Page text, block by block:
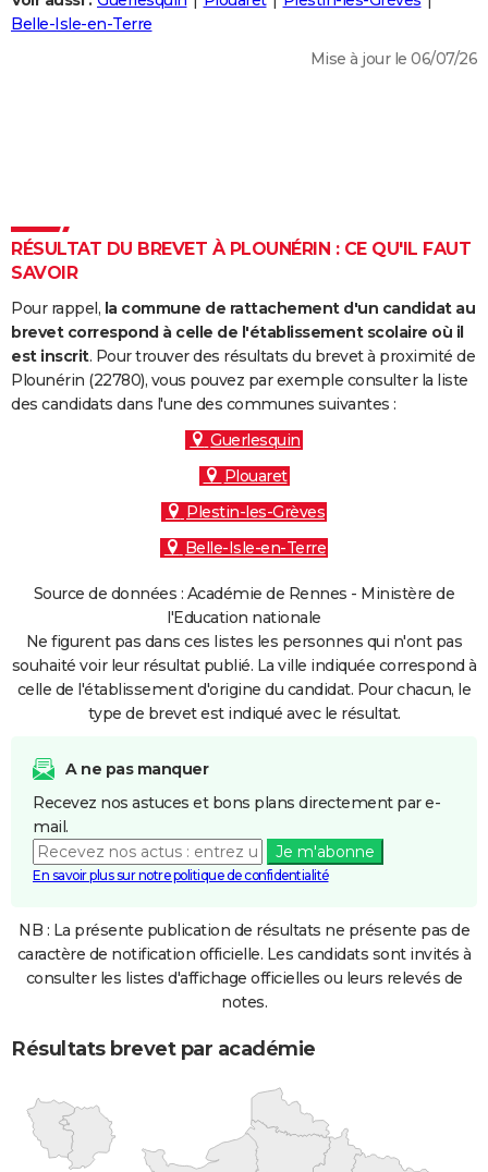
Destinations
City break
Voyage nature
Voyage de noces
Forum
Climat
+
PHOTO
Dictionnaire
Biographies
Citations
Expressions
Proverbes
PROGRAMME TV
S'inscrire
Se connecter
Lycées
Collèges
Primaires
Universités
Entreprises
Service militaire
Avis de recherche
AVIS DE DÉCÈS
FORUM
Belle-Isle-en-Terre
Mise à jour le 06/07/26
RÉSULTAT DU BREVET À PLOUNÉRIN : CE QU'IL FAUT
SAVOIR
Pour rappel, la commune de rattachement d'un candidat au
brevet correspond à celle de l'établissement scolaire où il
est inscrit. Pour trouver des résultats du brevet à proximité de
Plounérin (22780), vous pouvez par exemple consulter la liste
des candidats dans l'une des communes suivantes :
Guerlesquin
Plouaret
Plestin-les-Grèves
Belle-Isle-en-Terre
Source de données : Académie de Rennes - Ministère de
l'Education nationale
Ne figurent pas dans ces listes les personnes qui n'ont pas
souhaité voir leur résultat publié. La ville indiquée correspond à
celle de l'établissement d'origine du candidat. Pour chacun, le
type de brevet est indiqué avec le résultat.
A ne pas manquer
Recevez nos astuces et bons plans directement par e-
mail.
Je m'abonne
En savoir plus sur notre politique de confidentialité
NB : La présente publication de résultats ne présente pas de
caractère de notification officielle. Les candidats sont invités à
consulter les listes d'affichage officielles ou leurs relevés de
notes.
Résultats brevet par académie